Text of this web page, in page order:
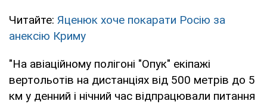
Читайте: Яценюк хоче покарати Росію за
анексію Криму
"На авіаційному полігоні "Опук" екіпажі
вертольотів на дистанціях від 500 метрів до 5
км у денний і нічний час відпрацювали питання